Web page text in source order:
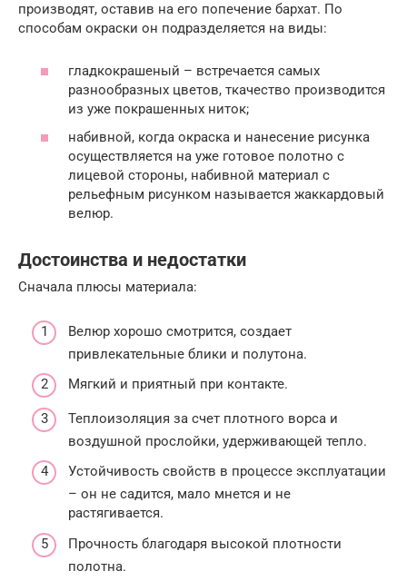
производят, оставив на его попечение бархат. По
способам окраски он подразделяется на виды:
гладкокрашеный – встречается самых
разнообразных цветов, ткачество производится
из уже покрашенных ниток;
набивной, когда окраска и нанесение рисунка
осуществляется на уже готовое полотно с
лицевой стороны, набивной материал с
рельефным рисунком называется жаккардовый
велюр.
Достоинства и недостатки
Сначала плюсы материала:
Велюр хорошо смотрится, создает
привлекательные блики и полутона.
Мягкий и приятный при контакте.
Теплоизоляция за счет плотного ворса и
воздушной прослойки, удерживающей тепло.
Устойчивость свойств в процессе эксплуатации
– он не садится, мало мнется и не
растягивается.
Прочность благодаря высокой плотности
полотна.